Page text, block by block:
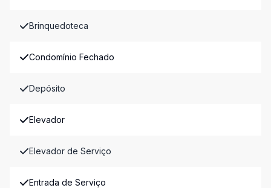
Brinquedoteca
Condomínio Fechado
Depósito
Elevador
Elevador de Serviço
Entrada de Serviço